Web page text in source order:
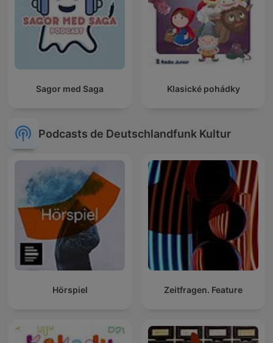
Sagor med Saga Klasické pohádky
Podcasts de Deutschlandfunk Kultur
Hörspiel Zeitfragen. Feature